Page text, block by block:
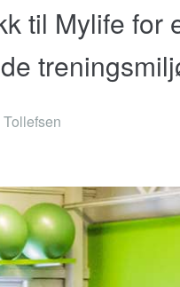
til Mylife for